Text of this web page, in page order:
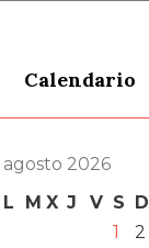
Calendario
agosto 2026
L
M X J V S D
1
2